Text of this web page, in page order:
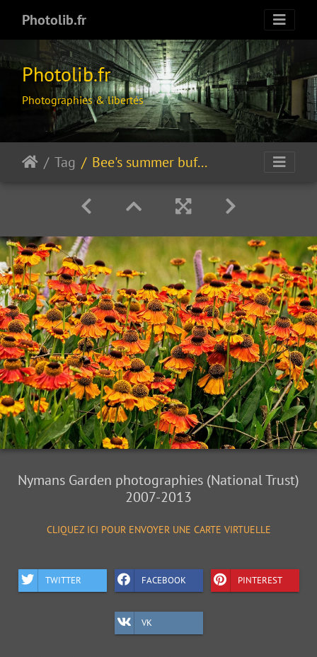
Photolib.fr
Photolib.fr
Photographies & libertés
Tag Bee's summer buffet
Nymans Garden photographies (National Trust)
2007-2013
CLIQUEZ ICI POUR ENVOYER UNE CARTE VIRTUELLE
TWITTER FACEBOOK PINTEREST
VK